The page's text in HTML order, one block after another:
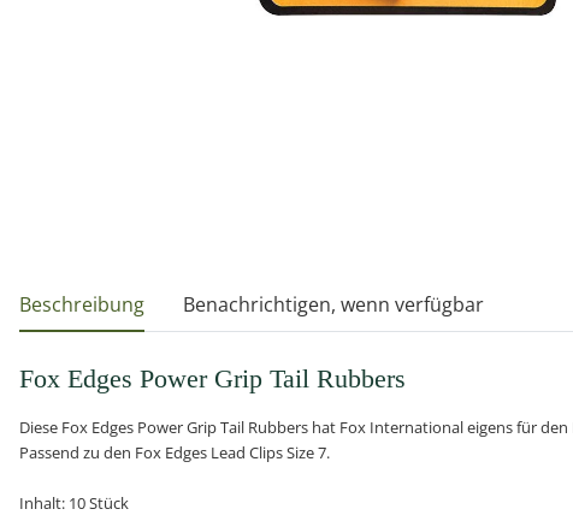
weitere Registerkarten anzeigen
Beschreibung Benachrichtigen, wenn verfügbar
Fox Edges Power Grip Tail Rubbers
Diese Fox Edges Power Grip Tail Rubbers hat Fox International eigens für
Passend zu den Fox Edges Lead Clips Size 7.
Inhalt: 10 Stück